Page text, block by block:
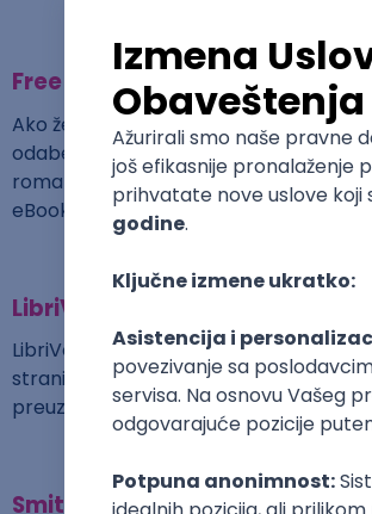
Free eBooks
Ako želite preporuku ili ocenu drugih
odaberete knjigu, ispod nje možete
romana do stručne literature, sve to
eBooks stranice.
LibriVox
LibriVox je specijalizovani servis koji
stranici možete pronaći klasike ili
preuzeti jednim klikom miša.
Smithsonian’s Digital Library